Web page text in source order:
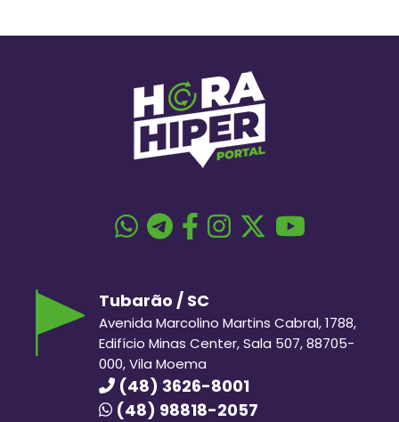
Tubarão / SC
Avenida Marcolino Martins Cabral, 1788,
Edifício Minas Center, Sala 507, 88705-
000, Vila Moema
(48) 3626-8001
(48) 98818-2057